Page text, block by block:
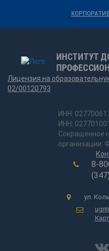
ИНСТИТУТ
Лицензия на
02/00120793
ИНН:
ИНН: 027701001
Сокращенное
организации:
8-
ул.